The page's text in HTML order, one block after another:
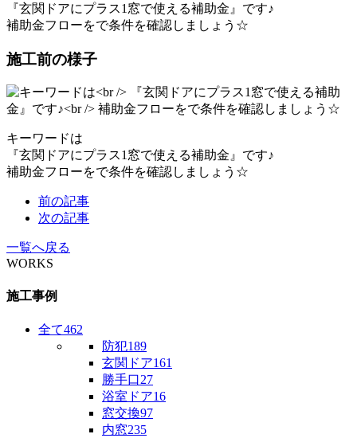
『玄関ドアにプラス1窓で使える補助金』です♪
補助金フローをで条件を確認しましょう☆
施工前の様子
キーワードは
『玄関ドアにプラス1窓で使える補助金』です♪
補助金フローをで条件を確認しましょう☆
前の記事
次の記事
一覧へ戻る
WORKS
施工事例
全て462
防犯189
玄関ドア161
勝手口27
浴室ドア16
窓交換97
内窓235